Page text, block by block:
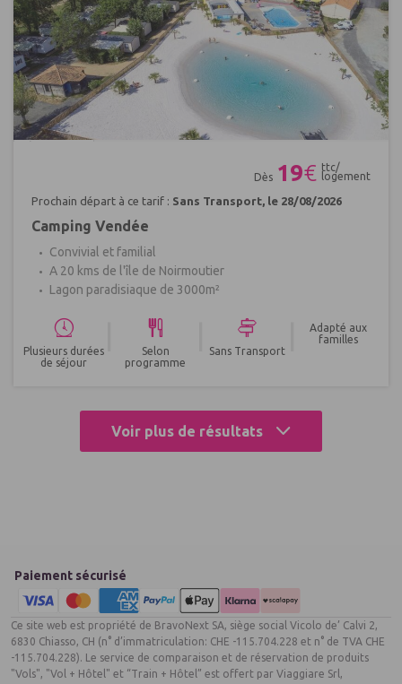
Dès 19€ ttc/
logement
Prochain départ à ce tarif : Sans Transport, le 28/08/2026
Camping Vendée
Convivial et familial
A 20 kms de l'île de Noirmoutier
Lagon paradisiaque de 3000m²
Plusieurs durées
de séjour
Selon
programme
Sans Transport
Adapté aux
familles
Voir plus de résultats
Paiement sécurisé
Ce site web est propriété de BravoNext SA, siège social Vicolo de’ Calvi 2,
6830 Chiasso, CH (n° d’immatriculation: CHE -115.704.228 et n° de TVA CHE
-115.704.228). Le service de comparaison et de réservation de produits
"Vols", "Vol + Hôtel" et “Train + Hôtel” est offert par Viaggiare Srl,